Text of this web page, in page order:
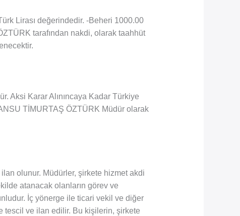
Lirası değerindedir. -Beheri 1000.00
tarafından nakdi, olarak taahhüt
Aksi Karar Alınıncaya Kadar Türkiye
TİMURTAŞ ÖZTÜRK Müdür olarak
olunur. Müdürler, şirkete hizmet akdi
atanacak olanların görev ve
İç yönerge ile ticari vekil ve diğer
tescil ve ilan edilir. Bu kişilerin, şirkete